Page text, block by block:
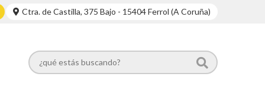
Ctra. de Castilla, 375 Bajo - 15404 Ferrol (A Coruña)